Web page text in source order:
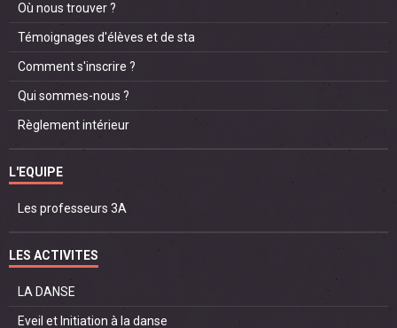
Où nous trouver ?
Témoignages d'élèves et de sta
Comment s'inscrire ?
Qui sommes-nous ?
Règlement intérieur
L'EQUIPE
Les professeurs 3A
LES ACTIVITES
LA DANSE
Eveil et Initiation à la danse